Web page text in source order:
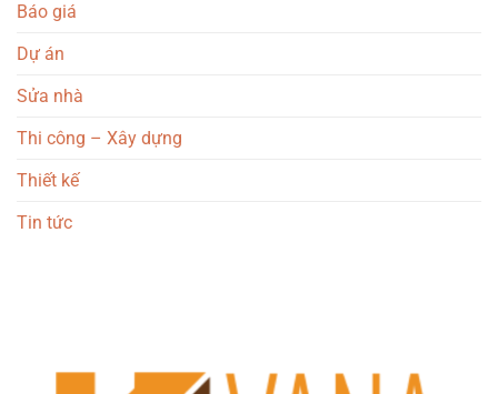
Báo giá
Dự án
Sửa nhà
Thi công – Xây dựng
Thiết kế
Tin tức